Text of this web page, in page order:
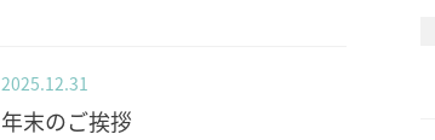
2025.12.31
年末のご挨拶